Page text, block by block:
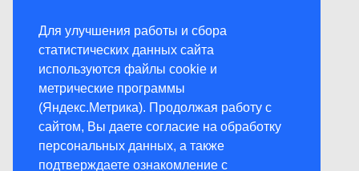
Для улучшения работы и сбора
статистических данных сайта
используются файлы cookie и
метрические программы
(Яндекс.Метрика). Продолжая работу с
сайтом, Вы даете согласие на обработку
персональных данных, а также
подтверждаете ознакомление с